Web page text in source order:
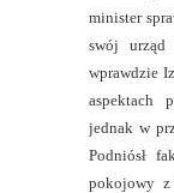
minister
swój
wprawdzie
aspektach
jednak w
Podniósł
pokojowy